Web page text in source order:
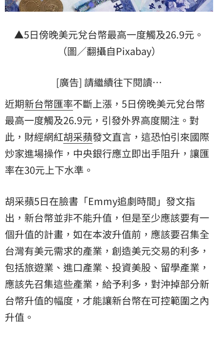
▲5日傍晚美元兌台幣最高一度觸及26.9元。
（圖／翻攝自Pixabay）
[廣告] 請繼續往下閱讀…
近期新台幣匯率不斷上漲，5日傍晚美元兌台幣
最高一度觸及26.9元，引發外界高度關注。對
此，財經網紅胡采蘋發文直言，這恐怕引來國際
炒家進場操作，中央銀行應立即出手阻升，讓匯
率在30元上下水準。
胡采蘋5日在臉書「Emmy追劇時間」發文指
出，新台幣並非不能升值，但是至少應該要有一
個升值的計畫，如在本波升值前，應該要召集全
台灣有美元需求的產業，創造美元交易的利多，
包括旅遊業、進口產業、投資美股、留學產業，
應該先召集這些產業，給予利多，對沖掉部分新
台幣升值的幅度，才能讓新台幣在可控範圍之內
升值。